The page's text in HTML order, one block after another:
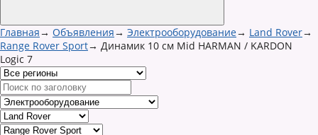
Главная→ Объявления→ Электрооборудование→ Land Rover→
Range Rover Sport→ Динамик 10 см Mid HARMAN / KARDON
Logic 7